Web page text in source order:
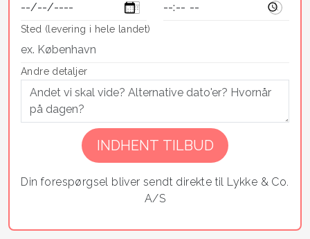
Sted (levering i hele landet)
Andre detaljer
Din forespørgsel bliver sendt direkte til Lykke & Co.
A/S